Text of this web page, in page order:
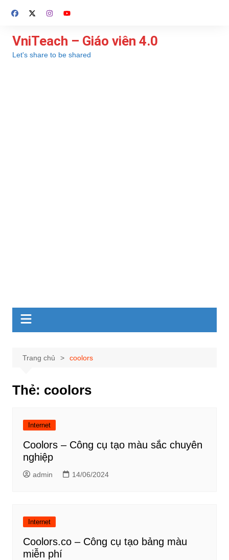
đến
dung
VniTeach – Giáo viên 4.0
Let's share to be shared
Trang chủ coolors
Thẻ: coolors
Internet
Coolors – Công cụ tạo màu sắc chuyên
nghiệp
admin 14/06/2024
Internet
Coolors.co – Công cụ tạo bảng màu
miễn phí